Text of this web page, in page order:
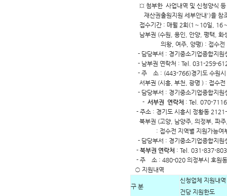
¤ 첨부한 사업내역 및 신청양식 등
재산권출원지원 세부안내')을 참
접수기간 : 매월 2회(1～10일, 16
남부권 (수원, 용인, 안양, 평택, 화
의왕, 여주, 양평) : 접수전 지역
- 담당부서 : 경기중소기업종합지원
- 남부권 연락처 : Tel. 031-259-
- 주 소 : (443-766)경기도 수원시
서부권 (시흥, 부천, 광명 ) : 접수전
- 담당부서 : 경기중소기업종합지원
- 서부권 연락처 : Tel. 070-
- 주소 : 경기도 시흥시 정황동
북부권 (고양, 남양주, 의정부, 파주
: 접수전 지역별 지원가능여부
- 담당부서 : 경기중소기업종합지원
- 북부권 연락처 : Tel. 031-837-
- 주 소 : 480-020 의정부시 호원
○ 지원내역
구 분
신청업체 지원내역
건당 지원한도